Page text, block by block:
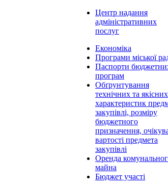
Центр надання
адміністративних
послуг
Економіка
Програми міської
Паспорти
програм
Обґрунтування
технічних та якісних
характеристик
закупівлі, розміру
бюджетного
призначення,
вартості предмета
закупівлі
Оренда
майна
Бюджет участі